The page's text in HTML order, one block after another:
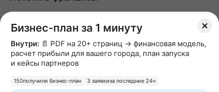
AllEgro REFRESH
Бизнес-план за 1 минуту
Внутри: 📄 PDF на 20+ страниц → финансовая модель,
расчет прибыли для вашего города, план запуска
и кейсы партнеров
150получили бизнес-план 3 заявкиза последние 24ч